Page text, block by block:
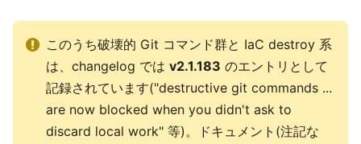
このうち破壊的 Git コマンド群と IaC destroy 系
は、changelog では v2.1.183 のエントリとして
記録されています("destructive git commands ...
are now blocked when you didn't ask to
discard local work" 等)。ドキュメント(注記な